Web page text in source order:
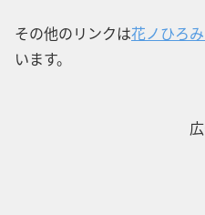
その他のリンクは花ノひろ
います。